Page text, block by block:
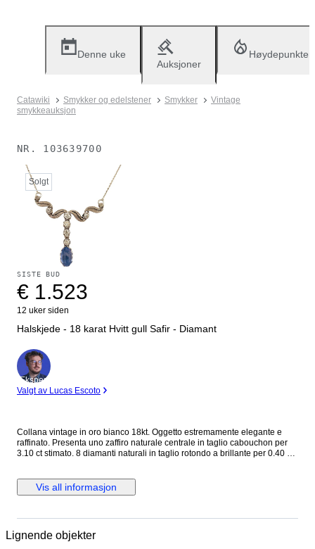
Denne uke
Auksjoner
Høydepunkter
Catawiki Smykker og edelstener Smykker
Vintage
smykkeauksjon
NR. 103639700
Solgt
SISTE BUD
€ 1.523
12 uker siden
Halskjede - 18 karat Hvitt gull Safir - Diamant
Ekspert
Valgt av Lucas Escoto
Collana vintage in oro bianco 18kt. Oggetto estremamente elegante e
raffinato. Presenta uno zaffiro naturale centrale in taglio cabouchon per
3.10 ct stimato. 8 diamanti naturali in taglio rotondo a brillante per 0.40 ct
con spedizione tracciata e assicurata. Verrà rilasciato certificato
d'autenticità dell'oggetto con caratteristiche delle pietre e dell'oro.
Vis all informasjon
Lignende objekter